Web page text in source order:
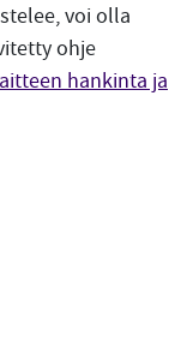
voi olla
ohje
hankinta ja